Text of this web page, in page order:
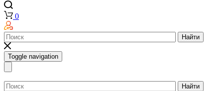
0
Найти
Toggle navigation
Найти